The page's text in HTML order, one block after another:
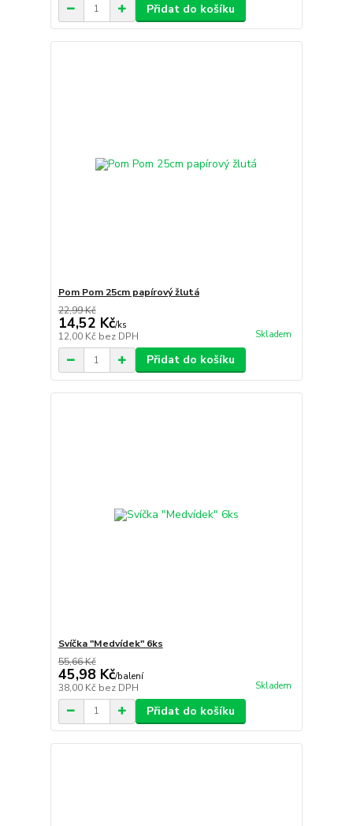
Přidat do košíku
Pom Pom 25cm papírový žlutá
22,99 Kč
14,52 Kč/ks
12,00 Kč bez DPH Skladem
Přidat do košíku
Svíčka "Medvídek" 6ks
55,66 Kč
45,98 Kč/balení
38,00 Kč bez DPH Skladem
Přidat do košíku